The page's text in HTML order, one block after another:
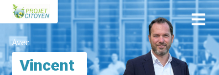
Aller au contenu principal
Avec
Vincent